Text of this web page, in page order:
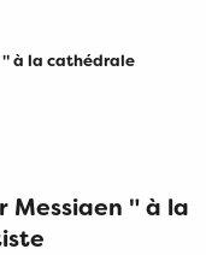
" à la cathédrale
Messiaen " à la